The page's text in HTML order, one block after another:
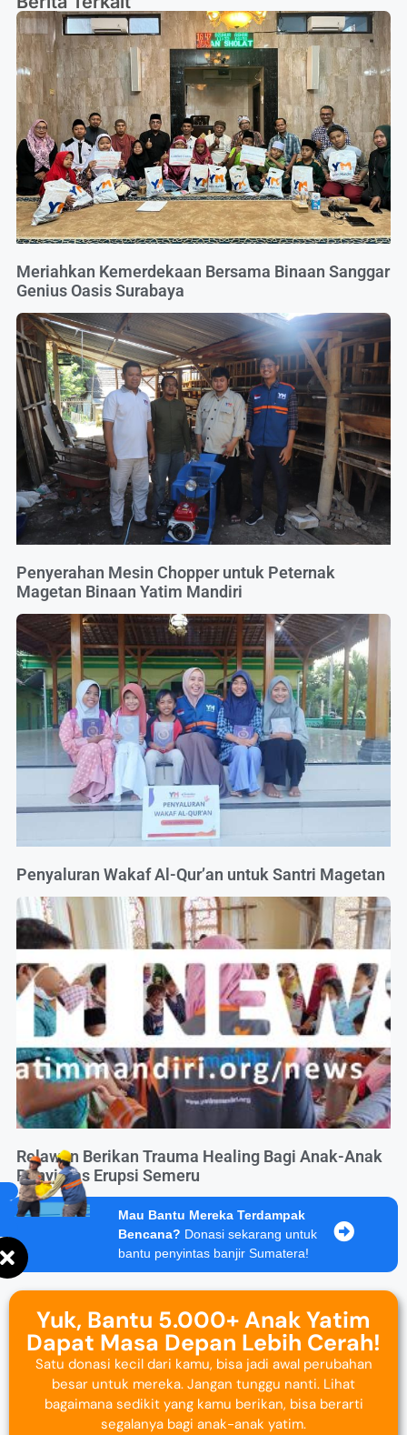
Meriahkan Kemerdekaan Bersama Binaan Sanggar
Genius Oasis Surabaya
Penyerahan Mesin Chopper untuk Peternak
Magetan Binaan Yatim Mandiri
Penyaluran Wakaf Al-Qur’an untuk Santri Magetan
Relawan Berikan Trauma Healing Bagi Anak-Anak
Penyintas Erupsi Semeru
Mau Bantu Mereka Terdampak
Bencana? Donasi sekarang untuk
bantu penyintas banjir Sumatera!
Yuk, Bantu 5.000+ Anak Yatim
Dapat Masa Depan Lebih Cerah!
Satu donasi kecil dari kamu, bisa jadi awal perubahan
besar untuk mereka. Jangan tunggu nanti. Lihat
bagaimana sedikit yang kamu berikan, bisa berarti
segalanya bagi anak-anak yatim.